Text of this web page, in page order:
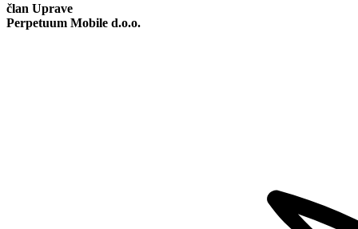
član Uprave
Perpetuum Mobile d.o.o.